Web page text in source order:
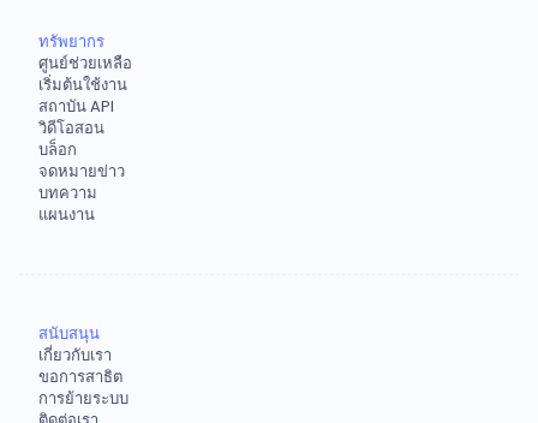
ทรัพยากร
ศูนย์ช่วยเหลือ
เริ่มต้นใช้งาน
สถาบัน API
วิดีโอสอน
บล็อก
จดหมายข่าว
บทความ
แผนงาน
สนับสนุน
เกี่ยวกับเรา
ขอการสาธิต
การย้ายระบบ